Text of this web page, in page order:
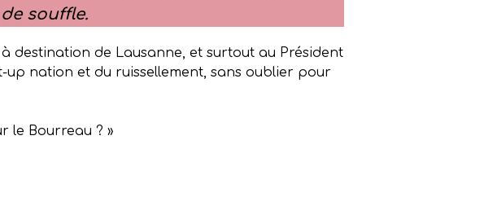
souffle.
destination de Lausanne, et surtout au Président
nation et du ruissellement, sans oublier pour
le Bourreau ? »